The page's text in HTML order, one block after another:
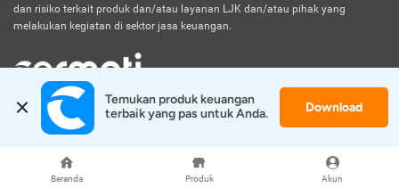
Beranda Produk Akun
dan risiko terkait produk dan/atau layanan LJK dan/atau pihak yang
melakukan kegiatan di sektor jasa keuangan.
© 2026 Cermati. All Rights Reserved.
Temukan produk keuangan
terbaik yang pas untuk Anda.
Download